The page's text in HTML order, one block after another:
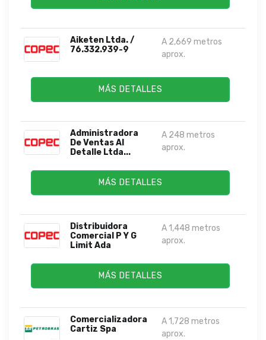
Aiketen Ltda. /
76.332.939-9
A 2,669 metros
aprox.
MÁS DETALLES
Administradora
De Ventas Al
Detalle Ltda...
A 248 metros
aprox.
MÁS DETALLES
Distribuidora
Comercial P Y G
Limit Ada
A 1,448 metros
aprox.
MÁS DETALLES
Comercializadora
Cartiz Spa
A 1,728 metros
aprox.